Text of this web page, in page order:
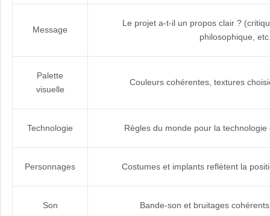
Message
Le projet a-t-il un propos clair ?
philosophique,
Palette
visuelle
Couleurs cohérentes, textures
Technologie Règles du monde pour la
Personnages Costumes et implants reflètent la
Son Bande-son et bruitages